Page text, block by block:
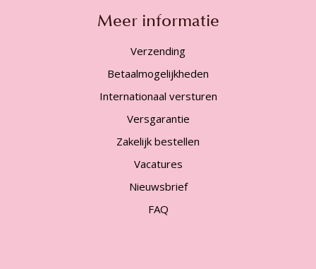
Meer informatie
Verzending
Betaalmogelijkheden
Internationaal versturen
Versgarantie
Zakelijk bestellen
Vacatures
Nieuwsbrief
FAQ